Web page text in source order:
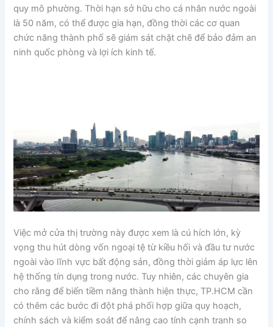
quy mô phường. Thời hạn sở hữu cho cá nhân nước ngoài
là 50 năm, có thể được gia hạn, đồng thời các cơ quan
chức năng thành phố sẽ giám sát chặt chẽ để bảo đảm an
ninh quốc phòng và lợi ích kinh tế.
Việc mở cửa thị trường này được xem là cú hích lớn, kỳ
vọng thu hút dòng vốn ngoại tệ từ kiều hối và đầu tư nước
ngoài vào lĩnh vực bất động sản, đồng thời giảm áp lực lên
hệ thống tín dụng trong nước. Tuy nhiên, các chuyên gia
cho rằng để biến tiềm năng thành hiện thực, TP.HCM cần
có thêm các bước đi đột phá phối hợp giữa quy hoạch,
chính sách và kiểm soát để nâng cao tính cạnh tranh so